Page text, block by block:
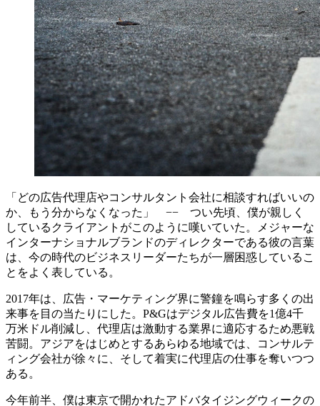
「どの広告代理店やコンサルタント会社に相談すればいいの
か、もう分からなくなった」 −− つい先頃、僕が親しく
しているクライアントがこのように嘆いていた。メジャーな
インターナショナルブランドのディレクターである彼の言葉
は、今の時代のビジネスリーダーたちが一層困惑しているこ
とをよく表している。
2017年は、広告・マーケティング界に警鐘を鳴らす多くの出
来事を目の当たりにした。P&Gはデジタル広告費を1億4千
万米ドル削減し、代理店は激動する業界に適応するため悪戦
苦闘。アジアをはじめとするあらゆる地域では、コンサルテ
ィング会社が徐々に、そして着実に代理店の仕事を奪いつつ
ある。
今年前半、僕は東京で開かれたアドバタイジングウィークの